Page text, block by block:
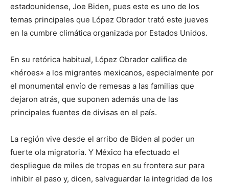
estadounidense, Joe Biden, pues este es uno de los
temas principales que López Obrador trató este jueves
en la cumbre climática organizada por Estados Unidos.
En su retórica habitual, López Obrador califica de
«héroes» a los migrantes mexicanos, especialmente por
el monumental envío de remesas a las familias que
dejaron atrás, que suponen además una de las
principales fuentes de divisas en el país.
La región vive desde el arribo de Biden al poder un
fuerte ola migratoria. Y México ha efectuado el
despliegue de miles de tropas en su frontera sur para
inhibir el paso y, dicen, salvaguardar la integridad de los